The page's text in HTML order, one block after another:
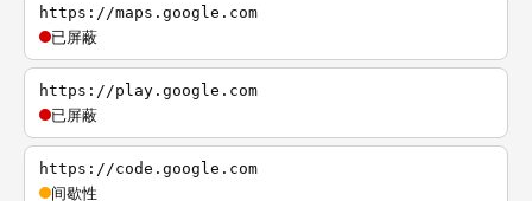
https://maps.google.com
已屏蔽
https://play.google.com
已屏蔽
https://code.google.com
间歇性